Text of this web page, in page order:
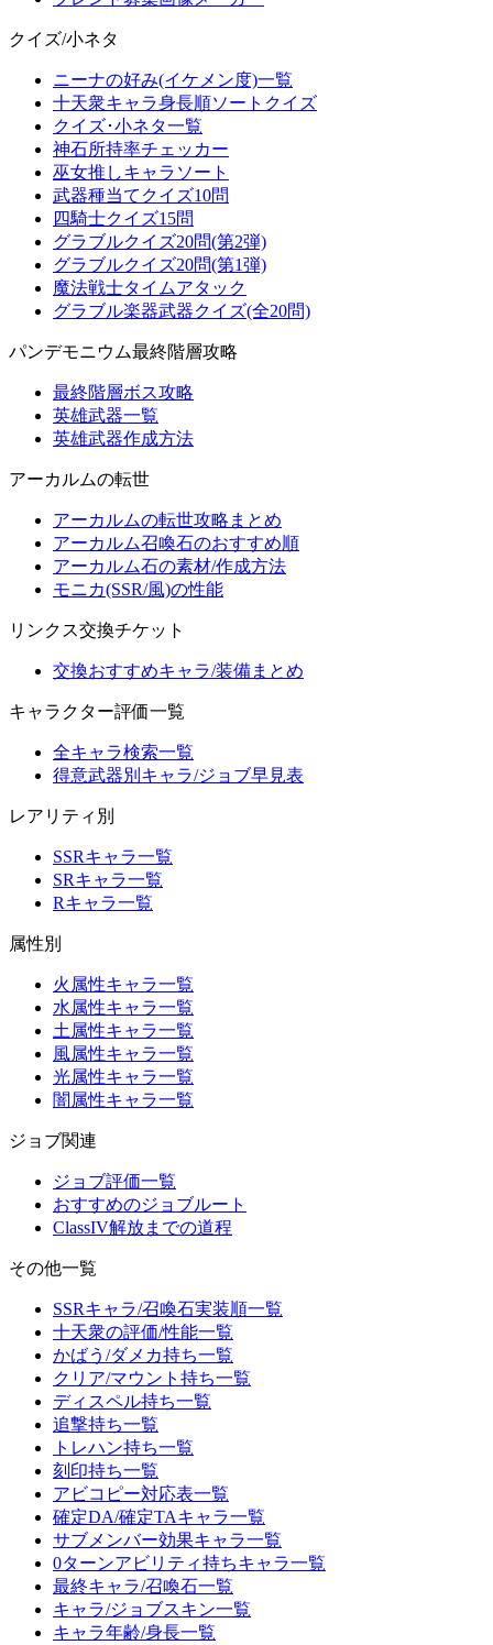
クイズ/小ネタ
ニーナの好み(イケメン度)一覧
十天衆キャラ身長順ソートクイズ
クイズ･小ネタ一覧
神石所持率チェッカー
巫女推しキャラソート
武器種当てクイズ10問
四騎士クイズ15問
グラブルクイズ20問(第2弾)
グラブルクイズ20問(第1弾)
魔法戦士タイムアタック
グラブル楽器武器クイズ(全20問)
パンデモニウム最終階層攻略
最終階層ボス攻略
英雄武器一覧
英雄武器作成方法
アーカルムの転世
アーカルムの転世攻略まとめ
アーカルム召喚石のおすすめ順
アーカルム石の素材/作成方法
モニカ(SSR/風)の性能
リンクス交換チケット
交換おすすめキャラ/装備まとめ
キャラクター評価一覧
全キャラ検索一覧
得意武器別キャラ/ジョブ早見表
レアリティ別
SSRキャラ一覧
SRキャラ一覧
Rキャラ一覧
属性別
火属性キャラ一覧
水属性キャラ一覧
土属性キャラ一覧
風属性キャラ一覧
光属性キャラ一覧
闇属性キャラ一覧
ジョブ関連
ジョブ評価一覧
おすすめのジョブルート
ClassIV解放までの道程
その他一覧
SSRキャラ/召喚石実装順一覧
十天衆の評価/性能一覧
かばう/ダメカ持ち一覧
クリア/マウント持ち一覧
ディスペル持ち一覧
追撃持ち一覧
トレハン持ち一覧
刻印持ち一覧
アビコピー対応表一覧
確定DA/確定TAキャラ一覧
サブメンバー効果キャラ一覧
0ターンアビリティ持ちキャラ一覧
最終キャラ/召喚石一覧
キャラ/ジョブスキン一覧
キャラ年齢/身長一覧